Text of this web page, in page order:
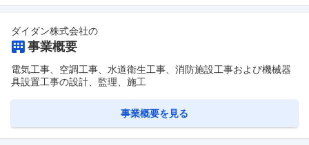
ダイダン株式会社の
事業概要
電気工事、空調工事、水道衛生工事、消防施設工事および機械器
具設置工事の設計、監理、施工
事業概要を見る